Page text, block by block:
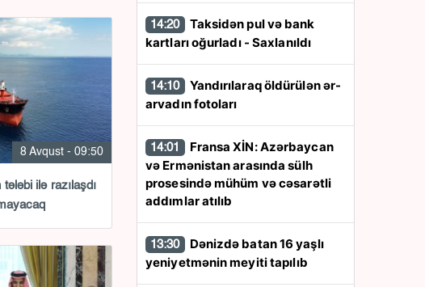
8 Avqust - 09:50
ilə razılaşdı
14:20
kartları oğurladı - Saxlanıldı
14:10
arvadın fotoları
14:01
və Ermənistan arasında sülh
prosesində mühüm və cəsarətli
addımlar atılıb
13:30
yeniyetmənin meyiti tapılıb